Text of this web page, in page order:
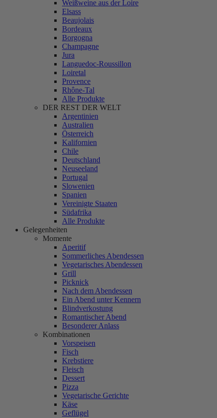
Weißweine aus der Loire
Elsass
Beaujolais
Bordeaux
Borgogna
Champagne
Jura
Languedoc-Roussillon
Loiretal
Provence
Rhône-Tal
Alle Produkte
DER REST DER WELT
Argentinien
Australien
Österreich
Kalifornien
Chile
Deutschland
Neuseeland
Portugal
Slowenien
Spanien
Vereinigte Staaten
Südafrika
Alle Produkte
Gelegenheiten
Momente
Aperitif
Sommerliches Abendessen
Vegetarisches Abendessen
Grill
Picknick
Nach dem Abendessen
Ein Abend unter Kennern
Blindverkostung
Romantischer Abend
Besonderer Anlass
Kombinationen
Vorspeisen
Fisch
Krebstiere
Fleisch
Dessert
Pizza
Vegetarische Gerichte
Käse
Geflügel